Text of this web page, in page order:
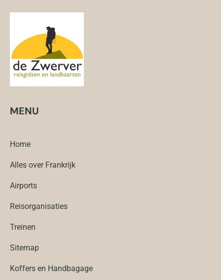
MENU
Home
Alles over Frankrijk
Airports
Reisorganisaties
Treinen
Sitemap
Koffers en Handbagage